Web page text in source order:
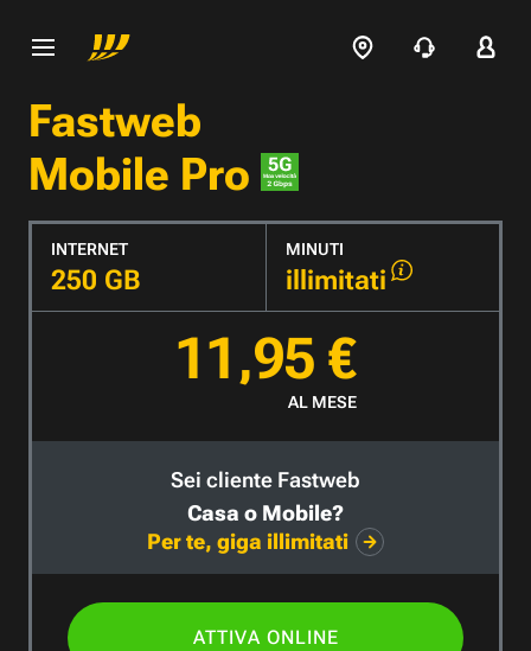
Fastweb
Mobile Pro
INTERNET
250 GB
MINUTI
illimitati
11,95 €
AL MESE
Sei cliente Fastweb
Casa o Mobile?
Per te, giga illimitati
ATTIVA ONLINE